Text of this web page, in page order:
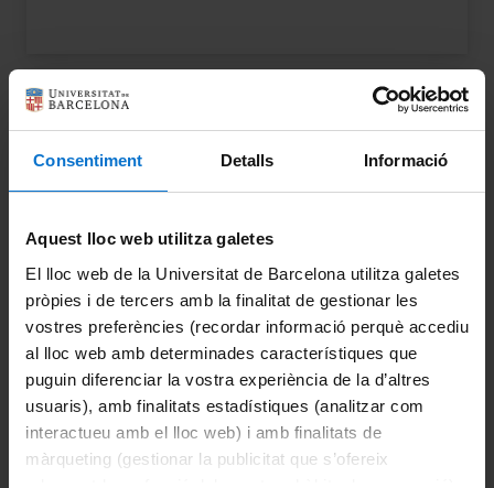
Consentiment Detalls Informació
Aquest lloc web utilitza galetes
El lloc web de la Universitat de Barcelona utilitza galetes
pròpies i de tercers amb la finalitat de gestionar les
vostres preferències (recordar informació perquè accediu
al lloc web amb determinades característiques que
puguin diferenciar la vostra experiència de la d’altres
usuaris), amb finalitats estadístiques (analitzar com
interactueu amb el lloc web) i amb finalitats de
màrqueting (gestionar la publicitat que s’ofereix
November 27th, 2025 at 12.00h –
Overcoming Physiological
Barriers with OM-pBAE
Nanoparticles: Insights from
the NanoTher Lab